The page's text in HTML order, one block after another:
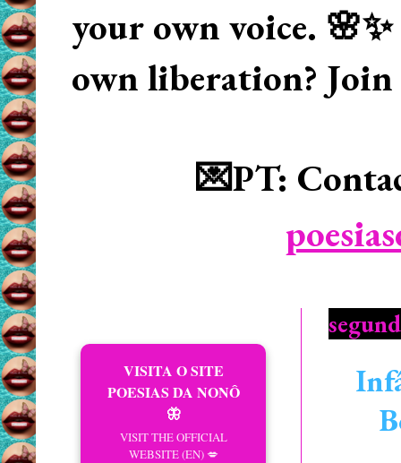
your own voice.
own liberation? Join
💌PT:
VISITA O SITE
POESIAS DA NONÔ
🦋
VISIT THE OFFICIAL
WEBSITE (EN) 💋